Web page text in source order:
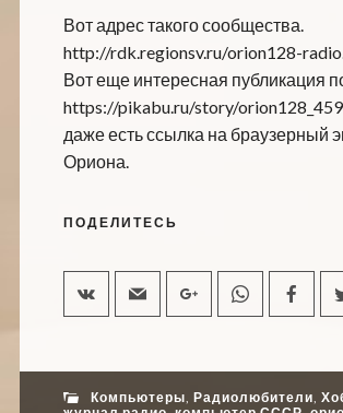
Вот адрес такого сообщества.
http://rdk.regionsv.ru/orion128-
Вот еще интересная публикация
https://pikabu.ru/story/
даже есть ссылка на браузерный
Ориона.
ПОДЕЛИТЕСЬ
Компьютеры, Радиолюбители,